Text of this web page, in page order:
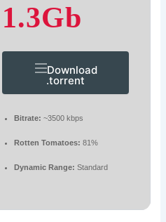
1.3Gb
Download
.torrent
Bitrate: ~3500 kbps
Rotten Tomatoes: 81%
Dynamic Range: Standard